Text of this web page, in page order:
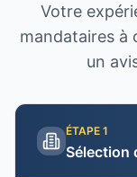
Votre
mandataires à
un
ÉTAPE 1
Sélection